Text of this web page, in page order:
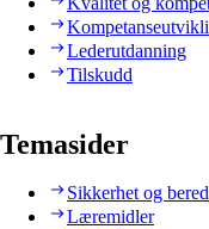
Lederutdanning
Tilskudd
Temasider
Sikkerhet og
Læremidler